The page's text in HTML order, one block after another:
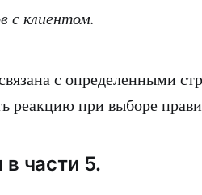
с клиентом.
с определенными
реакцию при выборе
части 5.